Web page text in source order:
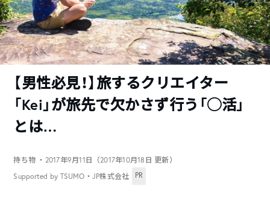
【男性必見！】旅するクリエイター
「Kei」が旅先で欠かさず行う「◯活」
とは…
持ち物 ・2017年9月11日（2017年10月18日 更新）
Supported by TSUMO・JP株式会社
PR